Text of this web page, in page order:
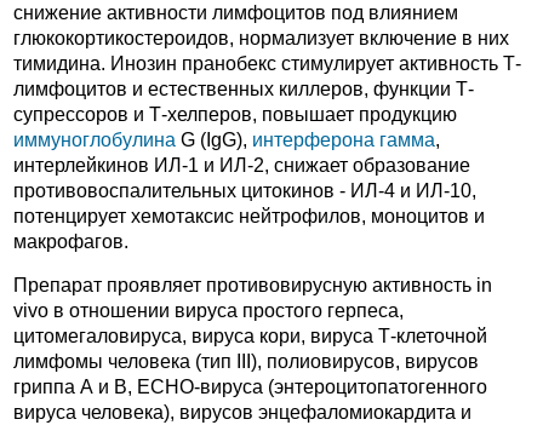
снижение активности лимфоцитов под влиянием
глюкокортикостероидов, нормализует включение в них
тимидина. Инозин пранобекс стимулирует активность Т-
лимфоцитов и естественных киллеров, функции Т-
супрессоров и Т-хелперов, повышает продукцию
иммуноглобулина G (IgG), интерферона гамма,
интерлейкинов ИЛ-1 и ИЛ-2, снижает образование
противовоспалительных цитокинов - ИЛ-4 и ИЛ-10,
потенцирует хемотаксис нейтрофилов, моноцитов и
макрофагов.
Препарат проявляет противовирусную активность in
vivo в отношении вируса простого герпеса,
цитомегаловируса, вируса кори, вируса Т-клеточной
лимфомы человека (тип III), полиовирусов, вирусов
гриппа А и В, ЕСНО-вируса (энтероцитопатогенного
вируса человека), вирусов энцефаломиокардита и